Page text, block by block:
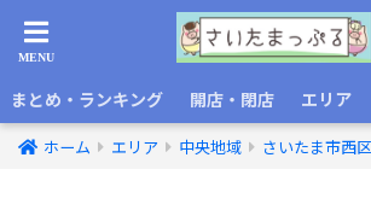
まとめ・ランキング 開店・閉店 エリア
ホーム エリア 中央地域 さいたま市西区